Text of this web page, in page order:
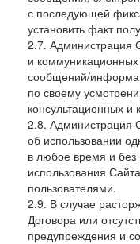
с последующей
установить факт
2.7. Администрация
и
сообщений/
по своему
консультационных
2.8. Администрация
об использовании
в любое время и без
использования
пользователями.
2.9. В случае
Договора или
предупреждения и